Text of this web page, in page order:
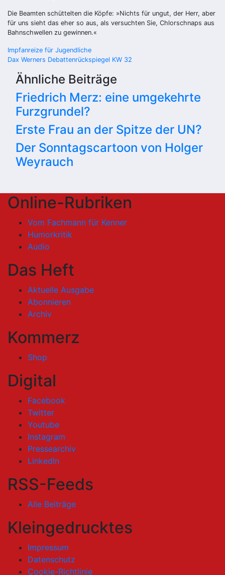
Die Beamten schüttelten die Köpfe: »Nichts für ungut, der Herr, aber
für uns sieht das eher so aus, als versuchten Sie, Chlorschnaps aus
Bahnschwellen zu gewinnen.«
Beitragsnavigation
Impfanreize für Jugendliche
Dax Werners Debattenrückspiegel KW 32
Ähnliche Beiträge
Friedrich Merz: eine umgekehrte
Furzgrundel?
Erste Frau an der Spitze der UN?
Der Sonntagscartoon von Holger
Weyrauch
Online-Rubriken
Vom Fachmann für Kenner
Humorkritik
Audio
Das Heft
Aktuelle Ausgabe
Abonnieren
Archiv
Kommerz
Shop
Digital
Facebook
Twitter
Youtube
Instagram
Pressearchiv
LinkedIn
RSS-Feeds
Alle Beiträge
Kleingedrucktes
Impressum
Datenschutz
Cookie-Richtlinie